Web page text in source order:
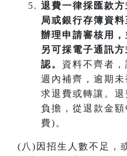
退費一律採匯款
局或銀行存簿資
辦理申請審核用，
另可採電子通訊
認。 資料不齊者
週內補齊，逾期
求退費或轉讓。
負擔，從退款金
費)。
(八)因招生人數不足，